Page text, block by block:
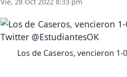
Vie, 28 Oct 2022 8:33 pm
Los de Caseros, vencieron